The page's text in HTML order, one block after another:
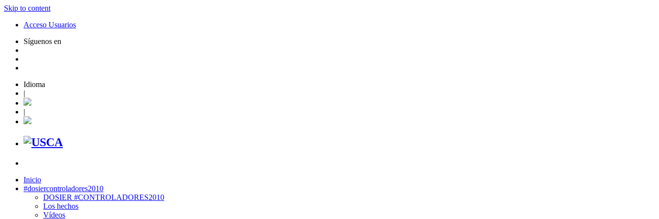
Skip to content
Acceso Usuarios
Síguenos en
Idioma
|
|
Inicio
#dosiercontroladores2010
DOSIER #CONTROLADORES2010
Los hechos
Vídeos